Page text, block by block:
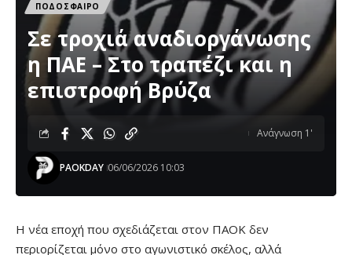
ΠΟΔΟΣΦΑΙΡΟ
Σε τροχιά αναδιοργάνωσης
η ΠΑΕ – Στο τραπέζι και η
επιστροφή Βρύζα
PAOKDAY 06/06/2026 10:03
Ανάγνωση 1'
Η νέα εποχή που σχεδιάζεται στον ΠΑΟΚ δεν
περιορίζεται μόνο στο αγωνιστικό σκέλος, αλλά